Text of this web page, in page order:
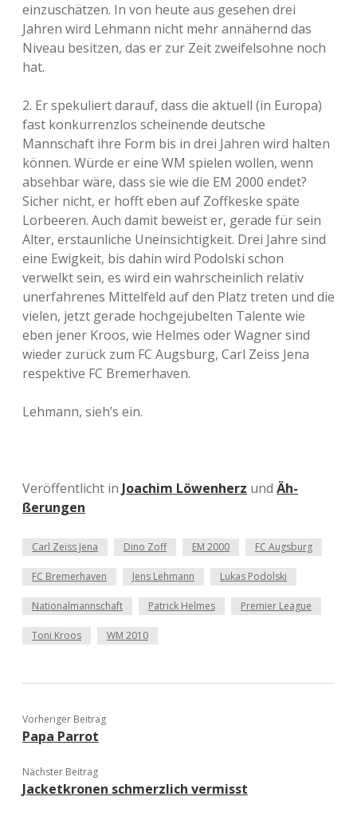
einzuschätzen. In von heute aus gesehen drei
Jahren wird Lehmann nicht mehr annähernd das
Niveau besitzen, das er zur Zeit zweifelsohne noch
hat.
2. Er spekuliert darauf, dass die aktuell (in Europa)
fast konkurrenzlos scheinende deutsche
Mannschaft ihre Form bis in drei Jahren wird halten
können. Würde er eine WM spielen wollen, wenn
absehbar wäre, dass sie wie die EM 2000 endet?
Sicher nicht, er hofft eben auf Zoffkeske späte
Lorbeeren. Auch damit beweist er, gerade für sein
Alter, erstaunliche Uneinsichtigkeit. Drei Jahre sind
eine Ewigkeit, bis dahin wird Podolski schon
verwelkt sein, es wird ein wahrscheinlich relativ
unerfahrenes Mittelfeld auf den Platz treten und die
vielen, jetzt gerade hochgejubelten Talente wie
eben jener Kroos, wie Helmes oder Wagner sind
wieder zurück zum FC Augsburg, Carl Zeiss Jena
respektive FC Bremerhaven.
Lehmann, sieh’s ein.
Veröffentlicht in Joachim Löwenherz und Äh-
ßerungen
Carl Zeiss Jena Dino Zoff EM 2000 FC Augsburg
FC Bremerhaven Jens Lehmann Lukas Podolski
Nationalmannschaft Patrick Helmes Premier League
Toni Kroos WM 2010
Vorheriger Beitrag
Papa Parrot
Nächster Beitrag
Jacketkronen schmerzlich vermisst